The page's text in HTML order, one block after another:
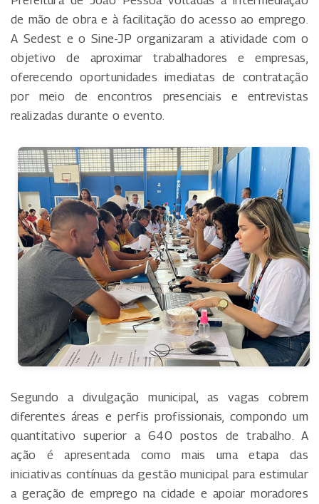
de mão de obra e à facilitação do acesso ao emprego.
A Sedest e o Sine-JP organizaram a atividade com o
objetivo de aproximar trabalhadores e empresas,
oferecendo oportunidades imediatas de contratação
por meio de encontros presenciais e entrevistas
realizadas durante o evento.
Segundo a divulgação municipal, as vagas cobrem
diferentes áreas e perfis profissionais, compondo um
quantitativo superior a 640 postos de trabalho. A
ação é apresentada como mais uma etapa das
iniciativas contínuas da gestão municipal para estimular
a geração de emprego na cidade e apoiar moradores